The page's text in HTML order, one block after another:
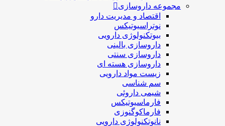
مجموعه داروسازی
اقتصاد و مديريت دارو
نوتراسیوتیکس
بيوتكنولوژی دارویی
داروسازی بالينی
داروسازی سنتی
داروسازی هسته ای
زیست مواد دارویی
سم شناسی
شيمی داروئی
فارماسيوتيكس
فارماكوگنوزی
نانوتکنولوژی دارویی